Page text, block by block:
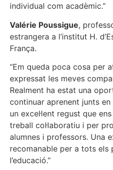
individual com acadèmic.”
Valérie Poussigue,
estrangera a l’institut H.
França.
“Em queda poca cosa per
expressat les meves
Realment ha estat una
continuar aprenent junts en
un excel·lent regust que
treball col·laboratiu i per
alumnes i professors. Una
recomanable per a tots els
l’educació.”